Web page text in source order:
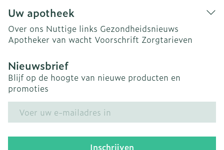
Uw apotheek
Over ons Nuttige links Gezondheidsnieuws
Apotheker van wacht Voorschrift Zorgtarieven
Nieuwsbrief
Blijf op de hoogte van nieuwe producten en
promoties
Inschrijven